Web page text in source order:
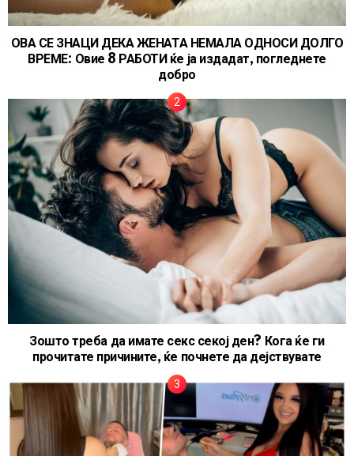
ОВА СЕ ЗНАЦИ ДЕКА ЖЕНАТА НЕМАЛА ОДНОСИ ДОЛГО
ВРЕМЕ: Овие 8 РАБОТИ ќе ја издадат, погледнете
добро
Зошто треба да имате секс секој ден? Кога ќе ги
прочитате причините, ќе почнете да дејствувате